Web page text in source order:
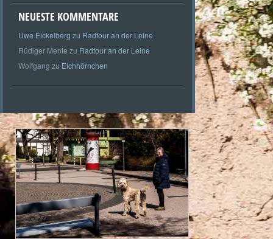
NEUESTE KOMMENTARE
Uwe Eickelberg zu Radtour an der Leine
Rüdiger Mente zu Radtour an der Leine
Wolfgang zu Eichhörnchen